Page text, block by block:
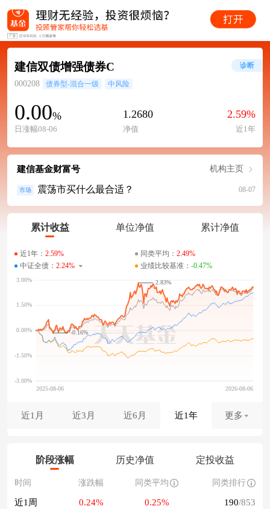
建信双债增强债券C
000208 债券型-混合一级 中风险
0.00%
日涨幅08-06
1.2680
净值
2.59%
近1年
诊断
建信基金财富号 机构主页
市场 震荡市买什么最合适？ 08-07
累计收益 单位净值 累计净值
近1年： 2.59% 同类平均： 2.49%
中证全债： 2.24% 业绩比较基准： -0.47%
-0.16%
2.83%
近1月 近3月 近6月 近1年 更多
阶段涨幅 历史净值 定投收益
时间 涨跌幅 同类平均 同类排行
近1周 0.24% 0.25% 190/853